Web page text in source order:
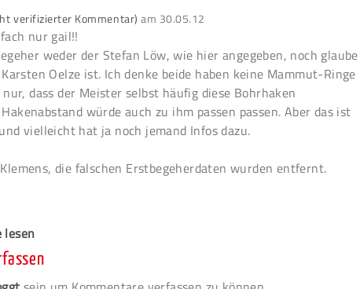
verifizierter Kommentar) am 30.05.12
nur gail!!
weder der Stefan Löw, wie hier angegeben, noch glaube
Oelze ist. Ich denke beide haben keine Mammut-Ringe
dass der Meister selbst häufig diese Bohrhaken
würde auch zu ihm passen passen. Aber das ist
vielleicht hat ja noch jemand Infos dazu.
die falschen Erstbegeherdaten wurden entfernt.
lesen